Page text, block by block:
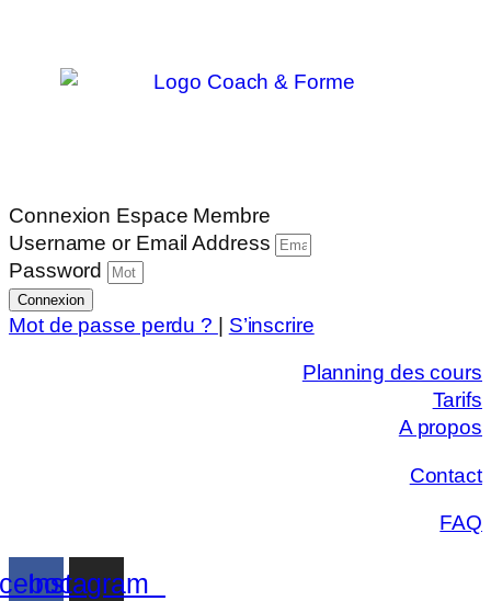
Connexion Espace Membre
Username or Email Address
Password
Connexion
Mot de passe perdu ? | S’inscrire
Planning des cours
Tarifs
A propos
Contact
FAQ
Instagram